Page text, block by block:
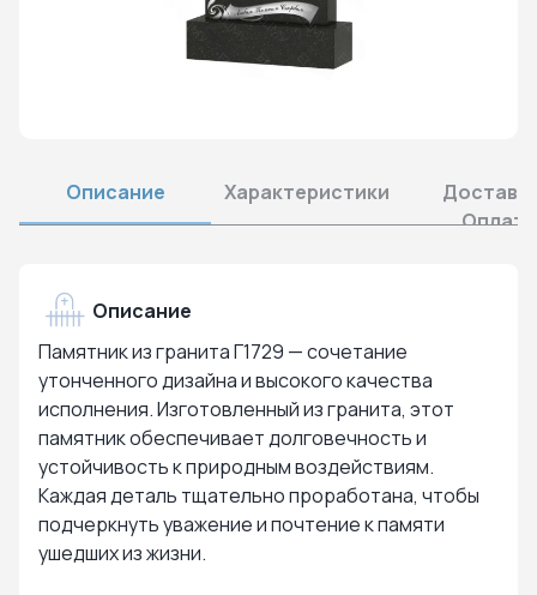
Описание Характеристики
Оплата
Описание
Памятник из гранита Г1729 — сочетание
утонченного дизайна и высокого качества
исполнения. Изготовленный из гранита, этот
памятник обеспечивает долговечность и
устойчивость к природным воздействиям.
Каждая деталь тщательно проработана, чтобы
подчеркнуть уважение и почтение к памяти
ушедших из жизни.